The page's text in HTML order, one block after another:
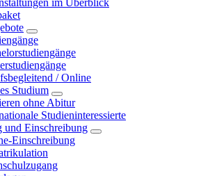
im Überblick
/ Online
Studium
ohne Abitur
Studieninteressierte
und Einschreibung
Einschreibung